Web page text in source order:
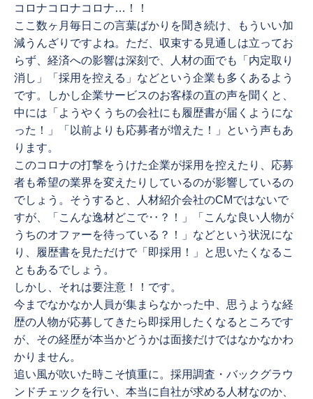
コロナコロナコロナ…！！
ここ数ヶ月毎日この言葉ばかりを聞き続け、もういい加
減うんざりですよね。ただ、収束する見通しは立ってお
らず、経済への影響は深刻で、人材の面でも「内定取り
消し」「採用を控える」などという企業も多くあるよう
です。しかし企業サービスのお客様の直の声を聞くと、
中には「ようやくうちの会社にも履歴書が届くようにな
った！」「以前よりも応募者が増えた！」という声もあ
ります。
このコロナの打撃をうけた企業が採用を控えたり、応募
者も希望の業界を変えたりしているのが影響しているの
でしょう。そうすると、人材紹介会社のCMではないで
すが、「こんな逸材どこで‥？！」「こんな良い人物が
うちのオファーを待っている？！」などという状況にな
り、履歴書を見ただけで「即採用！」と思いたくなるこ
ともあるでしょう。
しかし、それは要注意！！です。
今までなかなか人員が集まらなかった中、思うような経
歴の人物が応募してきたら即採用したくなるところです
が、その経歴が本当かどうかは面接だけではなかなかわ
かりません。
追い風が吹いた時こそ慎重に。採用調査・バックグラウ
ンドチェックを行い、本当に自社が求める人材なのか、